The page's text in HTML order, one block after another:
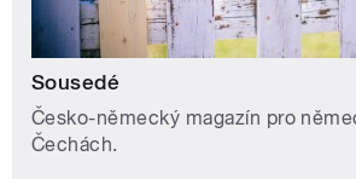
Sousedé
Česko-německý magazín pro
Čechách.